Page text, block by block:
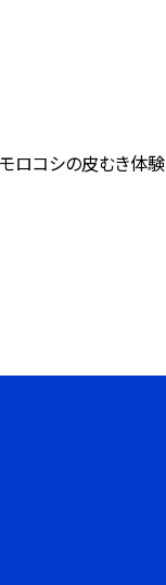
ロコシの皮むき体験